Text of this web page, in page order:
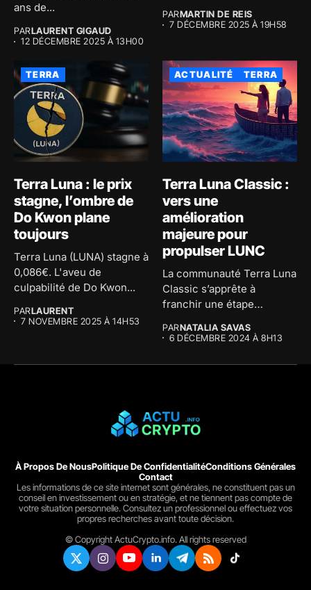
ans de...
PARLAURENT GIGAUD
12 DÉCEMBRE 2025 À 13H00
PARMARTIN DE REIS
7 DÉCEMBRE 2025 À 19H58
TERRA
Terra Luna : le prix
stagne, l’ombre de
Do Kwon plane
toujours
Terra Luna (LUNA) stagne à
0,086€. L'aveu de
culpabilité de Do Kwon...
PARLAURENT
7 NOVEMBRE 2025 À 14H53
ACTUALITÉ TERRA
Terra Luna Classic :
vers une
amélioration
majeure pour
propulser LUNC
La communauté Terra Luna
Classic s’apprête à
franchir une étape
PARNATALIA SAVAS
6 DÉCEMBRE 2024 À 8H13
À Propos De NousPolitique De ConfidentialitéConditions Générales
Contact
Les informations de ce site internet sont générales, ne constituent pas un
conseil en investissement ou en stratégie, et ne tiennent pas compte de
votre situation personnelle. Consultez un professionnel ou effectuez vos
propres recherches avant toute décision.
© Copyright ActuCrypto.info. All rights reserved